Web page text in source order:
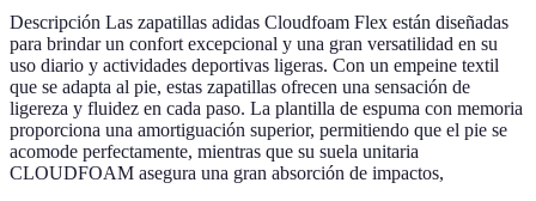
Descripción Las zapatillas adidas Cloudfoam Flex están diseñadas
para brindar un confort excepcional y una gran versatilidad en su
uso diario y actividades deportivas ligeras. Con un empeine textil
que se adapta al pie, estas zapatillas ofrecen una sensación de
ligereza y fluidez en cada paso. La plantilla de espuma con memoria
proporciona una amortiguación superior, permitiendo que el pie se
acomode perfectamente, mientras que su suela unitaria
CLOUDFOAM asegura una gran absorción de impactos,